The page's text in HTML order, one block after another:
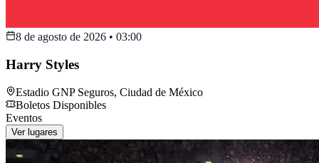
8 de agosto de 2026 • 03:00
Harry Styles
Estadio GNP Seguros, Ciudad de México
Boletos Disponibles
Eventos
Ver lugares